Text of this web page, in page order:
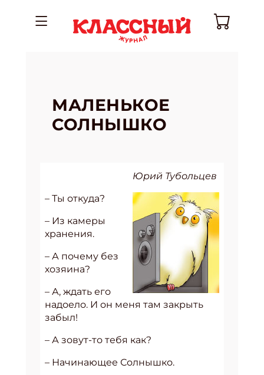
МАЛЕНЬКОЕ
СОЛНЫШКО
Юрий Тубольцев
– Ты откуда?
– Из камеры
хранения.
– А почему без
хозяина?
– А, ждать его
надоело. И он меня там закрыть
забыл!
– А зовут-то тебя как?
– Начинающее Солнышко.